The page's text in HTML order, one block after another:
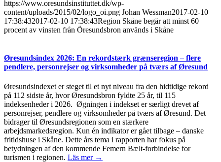
https://www.oresundsinstituttet.dk/wp-
content/uploads/2015/02/logo_oi.png Johan Wessman2017-02-10
17:38:432017-02-10 17:38:43Region Skåne begär att minst 60
procent av vinsten från Öresundsbron används i Skåne
Øresundsindex 2026: En rekordstærk grænseregion – flere
pendlere, personrejser og virksomheder på tværs af Øresund
Øresundsindexet er steget til et nyt niveau fra den hidtidige rekord
på 112 sidste år, hvor Øresundsbron fyldte 25 år, til 115
indeksenheder i 2026. Øgningen i indekset er særligt drevet af
personrejser, pendlere og virksomheder på tværs af Øresund. Det
bidrager til Øresundsregionen som en stærkere
arbejdsmarkedsregion. Kun én indikator er gået tilbage – danske
fritidshuse i Skåne. Dette års tema i rapporten har fokus på
betydningen af den kommende Femern Bælt-forbindelse for
turismen i regionen. Läs mer →